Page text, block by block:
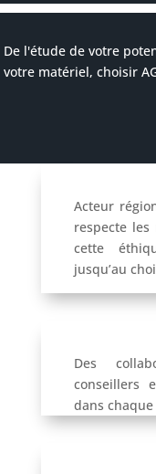
De l'étude de votre
votre matériel, choisir
Acteur
respecte les
cette
jusqu’au
Des
conseillers
dans